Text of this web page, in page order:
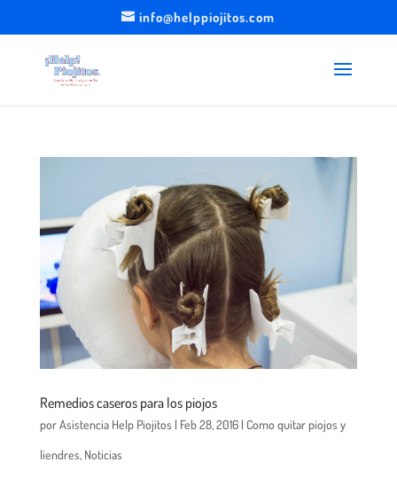
info@helppiojitos.com
Remedios caseros para los piojos
porAsistencia Help Piojitos | Feb 28, 2016| Como quitar piojos y
liendres, Noticias